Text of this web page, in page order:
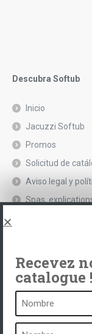
Descubra Softub
Inicio
Jacuzzi Softub
Promos
Solicitud de
Aviso legal y
Spas,
¿Qué es un
Recevez
catalogue !